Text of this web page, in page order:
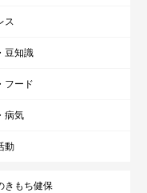
ス
豆知識
フード
病気
動
きもち健保